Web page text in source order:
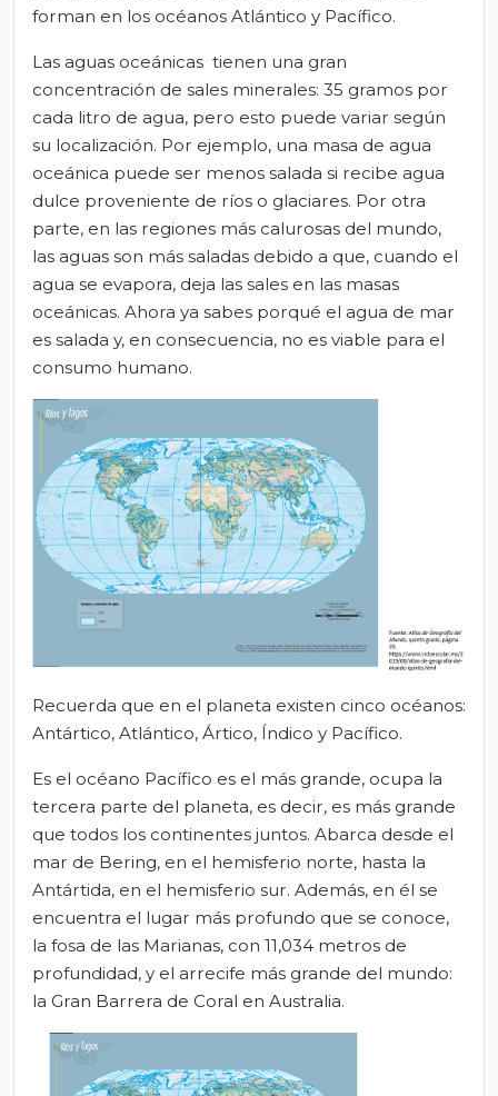
forman en los océanos Atlántico y Pacífico.
Las aguas oceánicas tienen una gran
concentración de sales minerales: 35 gramos por
cada litro de agua, pero esto puede variar según
su localización. Por ejemplo, una masa de agua
oceánica puede ser menos salada si recibe agua
dulce proveniente de ríos o glaciares. Por otra
parte, en las regiones más calurosas del mundo,
las aguas son más saladas debido a que, cuando el
agua se evapora, deja las sales en las masas
oceánicas. Ahora ya sabes porqué el agua de mar
es salada y, en consecuencia, no es viable para el
consumo humano.
Recuerda que en el planeta existen cinco océanos:
Antártico, Atlántico, Ártico, Índico y Pacífico.
Es el océano Pacífico es el más grande, ocupa la
tercera parte del planeta, es decir, es más grande
que todos los continentes juntos. Abarca desde el
mar de Bering, en el hemisferio norte, hasta la
Antártida, en el hemisferio sur. Además, en él se
encuentra el lugar más profundo que se conoce,
la fosa de las Marianas, con 11,034 metros de
profundidad, y el arrecife más grande del mundo:
la Gran Barrera de Coral en Australia.